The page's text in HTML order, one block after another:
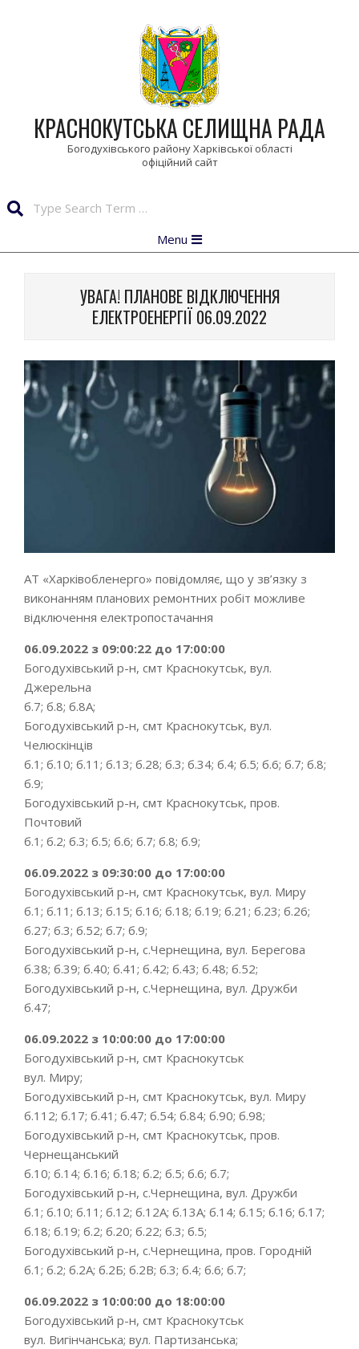
КРАСНОКУТСЬКА СЕЛИЩНА РАДА
Богодухівського району Харківської області
Navigation
Menu
УВАГА! ПЛАНОВЕ ВІДКЛЮЧЕННЯ
ЕЛЕКТРОЕНЕРГІЇ 06.09.2022
АТ «Харківобленерго» повідомляє, що у зв’язку з
виконанням планових ремонтних робіт можливе
відключення електропостачання
06.09.2022 з 09:00:22 до 17:00:00
Богодухівський р-н, смт Краснокутськ, вул.
Джерельна
б.7; б.8; б.8А;
Богодухівський р-н, смт Краснокутськ, вул.
Челюскінців
б.1; б.10; б.11; б.13; б.28; б.3; б.34; б.4; б.5; б.6; б.7; б.8;
б.9;
Богодухівський р-н, смт Краснокутськ, пров.
Почтовий
б.1; б.2; б.3; б.5; б.6; б.7; б.8; б.9;
06.09.2022 з 09:30:00 до 17:00:00
Богодухівський р-н, смт Краснокутськ, вул. Миру
б.1; б.11; б.13; б.15; б.16; б.18; б.19; б.21; б.23; б.26;
б.27; б.3; б.52; б.7; б.9;
Богодухівський р-н, с.Чернещина, вул. Берегова
б.38; б.39; б.40; б.41; б.42; б.43; б.48; б.52;
Богодухівський р-н, с.Чернещина, вул. Дружби
б.47;
06.09.2022 з 10:00:00 до 17:00:00
Богодухівський р-н, смт Краснокутськ
вул. Миру;
Богодухівський р-н, смт Краснокутськ, вул. Миру
б.112; б.17; б.41; б.47; б.54; б.84; б.90; б.98;
Богодухівський р-н, смт Краснокутськ, пров.
Чернещанський
б.10; б.14; б.16; б.18; б.2; б.5; б.6; б.7;
Богодухівський р-н, с.Чернещина, вул. Дружби
б.1; б.10; б.11; б.12; б.12А; б.13А; б.14; б.15; б.16; б.17;
б.18; б.19; б.2; б.20; б.22; б.3; б.5;
Богодухівський р-н, с.Чернещина, пров. Городній
б.1; б.2; б.2А; б.2Б; б.2В; б.3; б.4; б.6; б.7;
06.09.2022 з 10:00:00 до 18:00:00
Богодухівський р-н, смт Краснокутськ
вул. Вигінчанська; вул. Партизанська;